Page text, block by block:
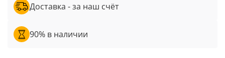
Доставка - за наш счёт
90% в наличии